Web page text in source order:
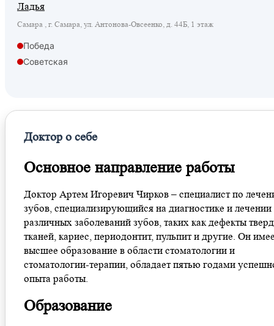
Ладья
Самара , г. Самара, ул. Антонова-Овсеенко, д. 44Б, 1 этаж
Победа
Советская
Доктор о себе
Основное направление работы
Доктор Артем Игоревич Чирков – специалист по
зубов, специализирующийся на диагностике и лечении
различных заболеваний зубов, таких как дефекты
тканей, кариес, периодонтит, пульпит и другие. Он
высшее образование в области стоматологии и
стоматологии-терапии, обладает пятью годами
опыта работы.
Образование